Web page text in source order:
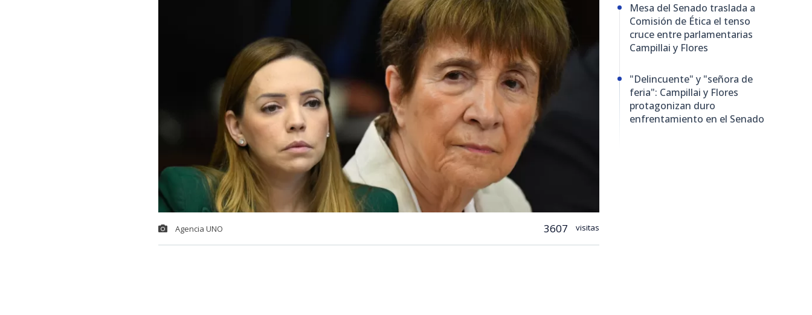
Agencia UNO 3607 visitas
Mesa del Senado traslada a
Comisión de Ética el tenso
cruce entre parlamentarias
Campillai y Flores
"Delincuente" y "señora de
feria": Campillai y Flores
protagonizan duro
enfrentamiento en el Senado